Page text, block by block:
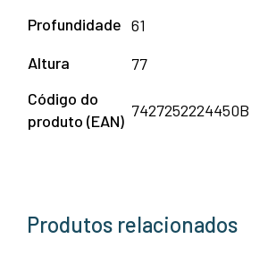
Profundidade 61
Altura
77
Código do
produto (EAN)
7427252224450B
Produtos relacionados